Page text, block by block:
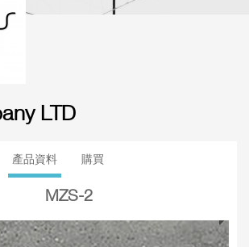
LTD
產品資料 購買
MZS-2